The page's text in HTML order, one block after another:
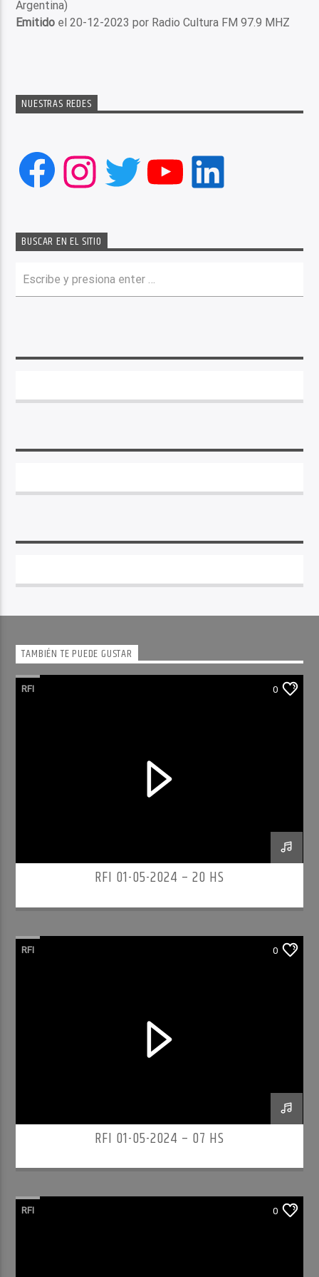
Argentina)
Emitido el 20-12-2023 por Radio Cultura FM 97.9 MHZ
NUESTRAS REDES
Facebook
Instagram
Twitter
YouTube
LinkedIn
BUSCAR EN EL SITIO
TAMBIÉN TE PUEDE GUSTAR
RFI 0
RFI 01-05-2024 – 20 HS
RFI 0
RFI 01-05-2024 – 07 HS
RFI 0